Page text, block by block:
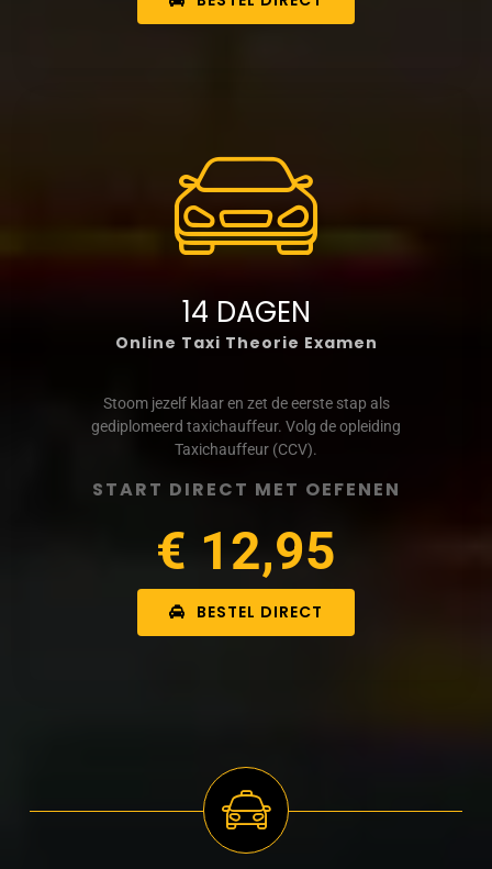
14 DAGEN
Online Taxi Theorie Examen
Stoom jezelf klaar en zet de eerste stap als
gediplomeerd taxichauffeur. Volg de opleiding
Taxichauffeur (CCV).
START DIRECT MET OEFENEN
€ 12,95
BESTEL DIRECT